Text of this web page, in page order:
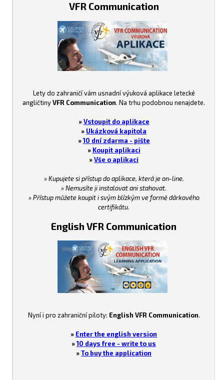
VFR Communication
Lety do zahraničí vám usnadní výuková aplikace letecké
angličtinyVFR Communication. Na trhu podobnou nenajdete.
» Vstoupit do aplikace
» Ukázková kapitola
»10 dní zdarma - pište
» Koupit aplikaci
»Vše o aplikaci
» Kupujete si přístup do aplikace, která je on-line.
» Nemusíte ji instalovat ani stahovat.
» Přístup můžete koupit i svým blízkým ve formě dárkového
certifikátu.
English VFR Communication
Nyní i pro zahraniční piloty: English VFR Communication.
» Enter the english version
»10 days free - write to us
»To buy the application